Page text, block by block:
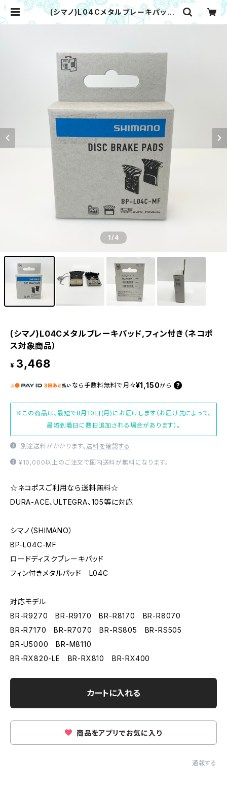
(シマノ)L04Cメタルブレーキパッド,
フィン付き（ネコポス対象商品） | キタ
1/4
(シマノ)L04Cメタルブレーキパッド,フィン付き（ネコポ
ス対象商品）
¥ 3,468
なら 手数料無料で 月々¥1,150から
※この商品は、最短で8月10日(月)にお届けします（お届け先によって、
最短到着日に数日追加される場合があります）。
別途送料がかかります。送料を確認する
¥10,000以上のご注文で国内送料が無料になります。
☆ネコポスご利用なら送料無料☆
DURA-ACE、ULTEGRA、105等に対応
シマノ（SHIMANO）
BP-L04C-MF
ロードディスクブレーキパッド
フィン付きメタルパッド L04C
対応モデル
BR-R9270 BR-R9170 BR-R8170 BR-R8070
BR-R7170 BR-R7070 BR-RS805 BR-RS505
BR-U5000 BR-M8110
BR-RX820-LE BR-RX810 BR-RX400
カートに入れる
商品をアプリでお気に入り
通報する